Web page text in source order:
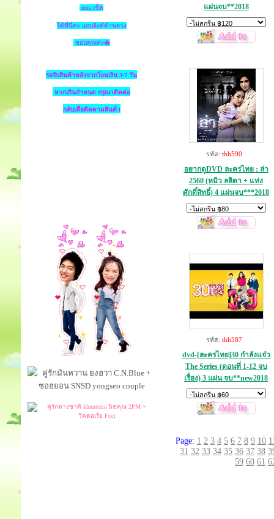
ems เช็ค
ได้ที่นี่ค่ะ แถบลิงค์ด้านล่าง
ขอบคุณค่ะ�
รอรับสินค้าหลังจากโอนเงิน 3-7 วัน
หากเกินกำหนด กรุณาติดต่อ
กลับเพื่อติดตามสินค้า
แผ่นจบ**2018
รหัส: thh590
อยากดูDVD ละครไทย : ล่า
2560 (หมิว ลลิตา + แท่ง
ศักดิ์สิทธิ์) 4 แผ่นจบ***2018
รหัส: thh587
dvd-[ละครไทย]30 กำลังแจ๋ว
The Series (ตอนที่ 1-12 จบ
เรื่อง) 3 แผ่น จบ**new2018
Page: 1 2 3 4 5 6 7 8 9 10
31 32 33 34 35 36 37 38
59 60 61